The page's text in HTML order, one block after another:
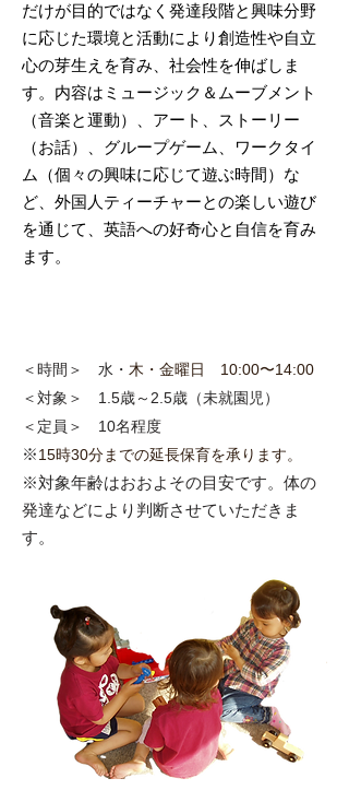
だけが目的ではなく発達段階と興味分野
に応じた環境と活動により創造性や自立
心の芽生えを育み、社会性を伸ばしま
す。内容はミュージック＆ムーブメント
（音楽と運動）、アート、ストーリー
（お話）、グループゲーム、ワークタイ
ム（個々の興味に応じて遊ぶ時間）な
ど、外国人ティーチャーとの楽しい遊び
を通じて、英語への好奇心と自信を育み
ます。
＜時間＞ 水・ 木・金曜日 10:00〜14:00
＜対象＞ 1.5歳～2.5歳（未就園児）
＜定員＞ 10名程度
※15時30分までの延長保育を承ります。
※対象年齢はおおよその目安です。体の
発達などにより判断させていただきま
す。